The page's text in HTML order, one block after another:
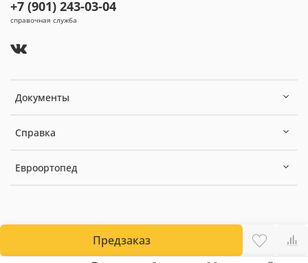
Предзаказ
Документы
Справка
Евроортопед
+7 (901) 243-03-04
справочная служба